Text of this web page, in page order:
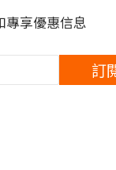
專享優惠信息
訂